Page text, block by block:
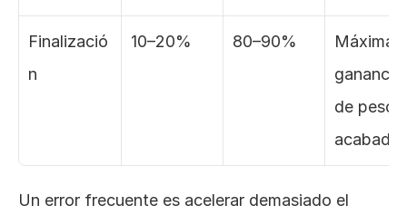
Finalizació
n
10–20% 80–90%
Máxima
ganancia
de peso
acabado.
Un error frecuente es acelerar demasiado el